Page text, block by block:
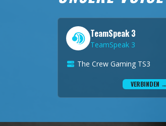
TeamSpeak 3
TeamSpeak 3
The Crew Gaming TS3
VERBINDEN →